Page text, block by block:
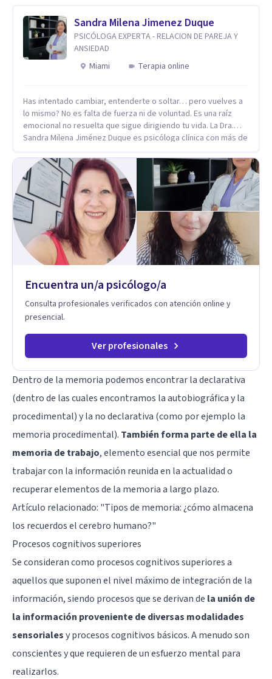
Sandra Milena Jimenez Duque
PSICÓLOGA EXPERTA - RELACION DE PAREJA Y
ANSIEDAD
Miami
Terapia online
Has intentado cambiar, entenderte o soltar… pero vuelves a
lo mismo? No es falta de fuerza ni de voluntad. Es una raíz
emocional no resuelta que sigue dirigiendo tu vida. La Dra.
Sandra Milena Jiménez Duque es psicóloga clínica con más de
profesionales más destacadas en el abordaje profundo de la
ansiedad, la baja autoestima, la dependencia emocional y los
conflictos de pareja. Ha trabajado con pacientes en
diferentes países, acompañando procesos complejos. Su
enfoque terapéutico se diferencia por una premisa clara: no
trabaja el síntoma, trabaja la raíz que lo origina. Su
metodología interviene en tres niveles: regulación del
sistema emocional, reprocesamiento de heridas de la
infancia y reestructuración cognitiva profunda, permitiendo
origen. Si buscas un proceso superficial, este no es el lugar.
raíz de lo que te ocurre, la Dra. Sandra Milena Jiménez Duque
es una de las mejores opciones para acompañarte. Porque
cuando sanas tu mundo interno, cambias tu forma de pensar,
Encuentra un/a psicólogo/a
Consulta profesionales verificados con atención online y
presencial.
Ver profesionales
Dentro de la memoria podemos encontrar la declarativa
(dentro de las cuales encontramos la autobiográfica y la
procedimental) y la no declarativa (como por ejemplo la
memoria procedimental). También forma parte de ella la
memoria de trabajo, elemento esencial que nos permite
trabajar con la información reunida en la actualidad o
recuperar elementos de la memoria a largo plazo.
Artículo relacionado: "Tipos de memoria: ¿cómo almacena
los recuerdos el cerebro humano?"
Procesos cognitivos superiores
Se consideran como procesos cognitivos superiores a
aquellos que suponen el nivel máximo de integración de la
información, siendo procesos que se derivan de la unión de
la información proveniente de diversas modalidades
sensorialesy procesos cognitivos básicos. A menudo son
conscientes y que requieren de un esfuerzo mental para
realizarlos.